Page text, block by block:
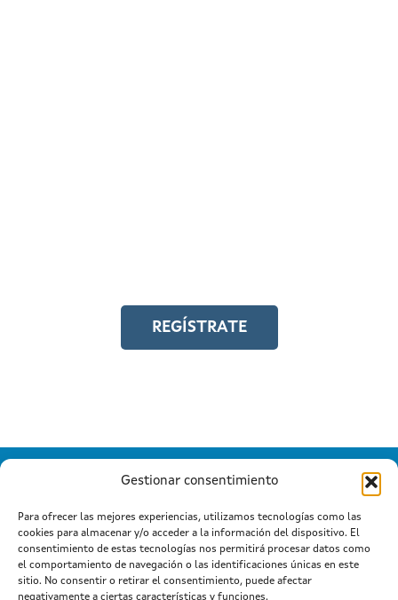
Gestionar consentimiento
Para ofrecer las mejores experiencias, utilizamos tecnologías como las
cookies para almacenar y/o acceder a la información del dispositivo. El
consentimiento de estas tecnologías nos permitirá procesar datos como
el comportamiento de navegación o las identificaciones únicas en este
sitio. No consentir o retirar el consentimiento, puede afectar
negativamente a ciertas características y funciones.
REGÍSTRATE
Información mantida e publicada na Internet pola Xunta de
Galicia
Atención a cidadanía|Suxestións e queixas
Aviso legal